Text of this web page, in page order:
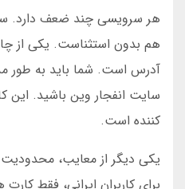
هر سرویسی چند ضعف دارد.
هم بدون استثناست. یکی از
آدرس است. شما باید به طور
سایت انفجار وین باشید. این
کننده است.
یکی دیگر از معایب،
برای کاربران ایرانی، فقط